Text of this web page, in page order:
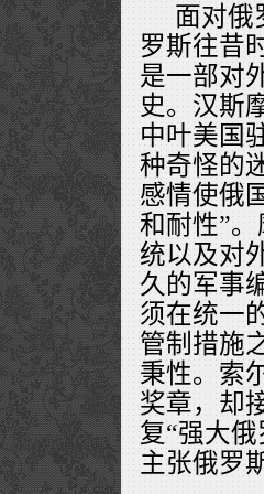
面对俄
罗斯往昔
是一部对
史。汉斯
中叶美国
种奇怪的
感情使俄
和耐性”
统以及对
久的军事
须在统一
管制措施
秉性。索
奖章，却
复“强大
主张俄罗